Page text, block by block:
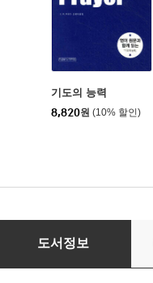
기도의 능력
8,820원 (10% 할인)
이 엠 바운즈 기도전집
도서정보